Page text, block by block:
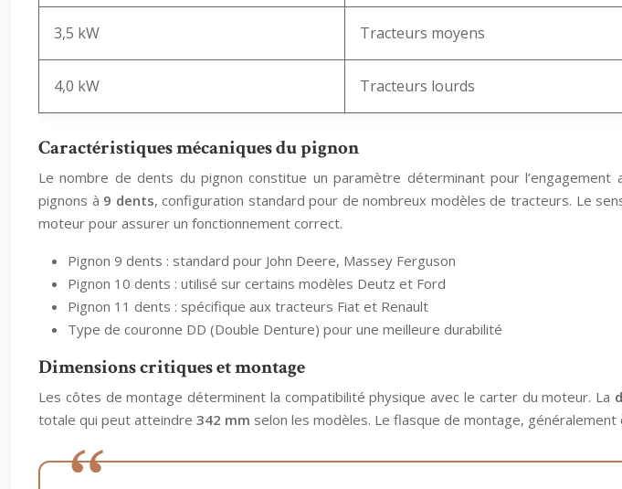
3,5 kW Tracteurs moyens
4,0 kW Tracteurs lourds
Caractéristiques mécaniques du pignon
Le nombre de dents du pignon constitue un paramètre déterminant pour
pignons à 9 dents, configuration standard pour de nombreux modèles de tracteurs. Le
moteur pour assurer un fonctionnement correct.
Pignon 9 dents : standard pour John Deere, Massey Ferguson
Pignon 10 dents : utilisé sur certains modèles Deutz et Ford
Pignon 11 dents : spécifique aux tracteurs Fiat et Renault
Type de couronne DD (Double Denture) pour une meilleure durabilité
Dimensions critiques et montage
Les côtes de montage déterminent la compatibilité physique avec le carter du moteur. La
totale qui peut atteindre 342 mm selon les modèles. Le flasque de montage,